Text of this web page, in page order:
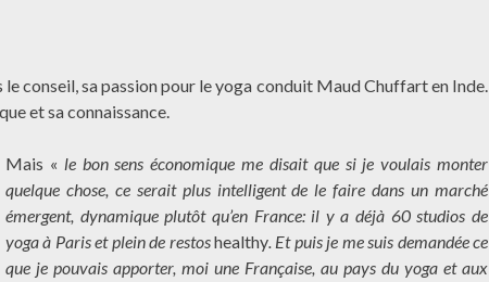
conseil, sa passion pour le yoga conduit Maud Chuffart en Inde.
et sa connaissance.
Mais « le bon sens économique me disait que si je voulais monter
quelque chose, ce serait plus intelligent de le faire dans un marché
émergent, dynamique plutôt qu’en France: il y a déjà 60 studios de
yoga à Paris et plein de restoshealthy. Et puis je me suis demandée ce
que je pouvais apporter, moi une Française, au pays du yoga et aux